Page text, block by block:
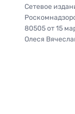
Сетевое
80505 от 15
Олеся